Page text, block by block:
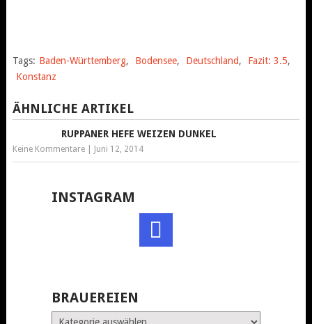
Tags: Baden-Württemberg, Bodensee, Deutschland, Fazit: 3.5,
Konstanz
ÄHNLICHE ARTIKEL
RUPPANER HEFE WEIZEN DUNKEL
Keine Kommentare| Juni 12, 2014
INSTAGRAM
BRAUEREIEN
Brauereien